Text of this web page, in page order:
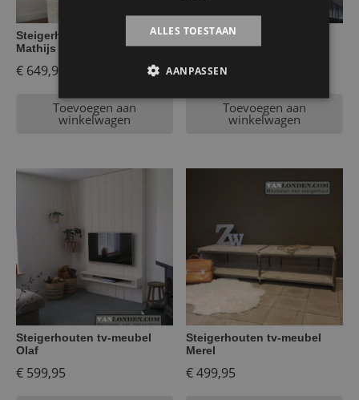
Steigerhouten tv-meubel
Mathijs
€ 649,95
Toevoegen aan
winkelwagen
Steigerhouten tv-meubel
met wand Josien
€669,95
Toevoegen aan
winkelwagen
Steigerhouten tv-meubel
Olaf
€ 599,95
Steigerhouten tv-meubel
Merel
€499,95
ALLES TOESTAAN
AANPASSEN